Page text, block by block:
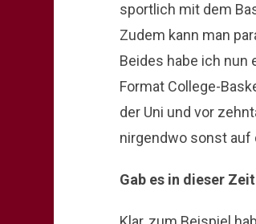
sportlich mit dem
Zudem kann man
Beides habe ich
Format College-
der Uni und vor
nirgendwo sonst auf
Gab es in dieser